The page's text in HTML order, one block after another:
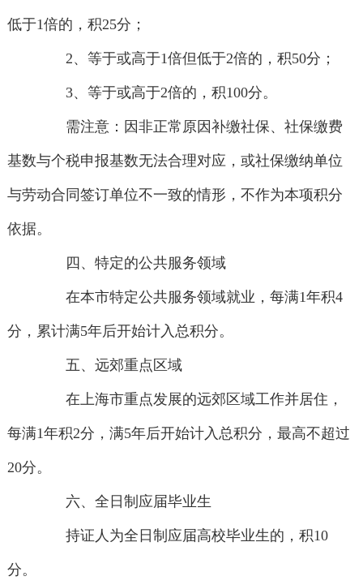
低于1倍的，积25分；
2、等于或高于1倍但低于2倍的，积50分；
3、等于或高于2倍的，积100分。
需注意：因非正常原因补缴社保、社保缴费
基数与个税申报基数无法合理对应，或社保缴纳单位
与劳动合同签订单位不一致的情形，不作为本项积分
依据。
四、特定的公共服务领域
在本市特定公共服务领域就业，每满1年积4
分，累计满5年后开始计入总积分。
五、远郊重点区域
在上海市重点发展的远郊区域工作并居住，
每满1年积2分，满5年后开始计入总积分，最高不超过
20分。
六、全日制应届毕业生
持证人为全日制应届高校毕业生的，积10
分。